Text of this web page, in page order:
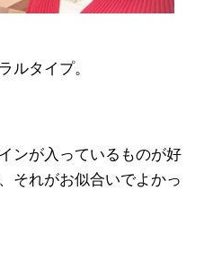
ルタイプ。
ンが入っているものが好
それがお似合いでよかっ